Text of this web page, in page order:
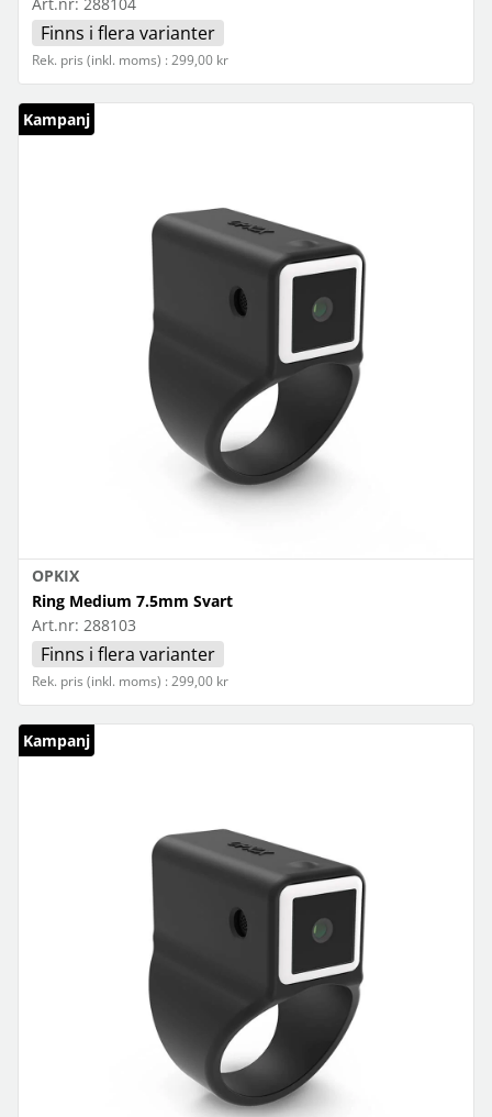
Finns i flera varianter
Rek. pris (inkl. moms) : 299,00 kr
Kampanj
OPKIX
Ring Medium 7.5mm Svart
Art.nr: 288103
Finns i flera varianter
Rek. pris (inkl. moms) : 299,00 kr
Kampanj